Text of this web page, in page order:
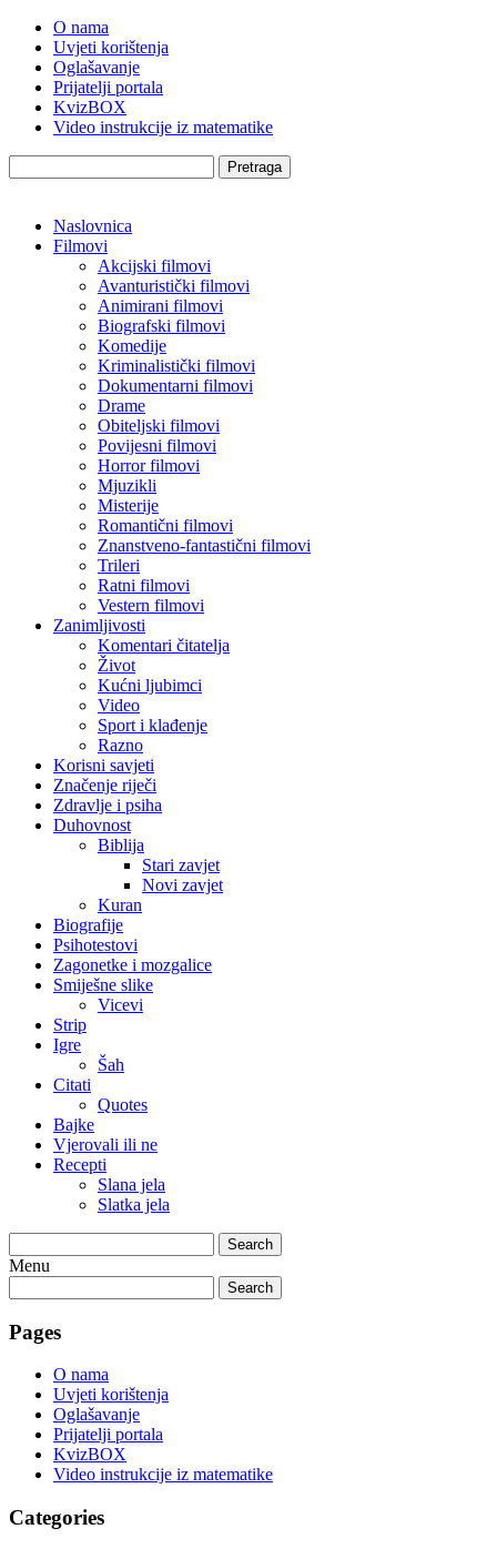
O nama
Uvjeti korištenja
Oglašavanje
Prijatelji portala
KvizBOX
Video instrukcije iz matematike
Pretraga
Naslovnica
Filmovi
Akcijski filmovi
Avanturistički filmovi
Animirani filmovi
Biografski filmovi
Komedije
Kriminalistički filmovi
Dokumentarni filmovi
Drame
Obiteljski filmovi
Povijesni filmovi
Horror filmovi
Mjuzikli
Misterije
Romantični filmovi
Znanstveno-fantastični filmovi
Trileri
Ratni filmovi
Vestern filmovi
Zanimljivosti
Komentari čitatelja
Život
Kućni ljubimci
Video
Sport i klađenje
Razno
Korisni savjeti
Značenje riječi
Zdravlje i psiha
Duhovnost
Biblija
Stari zavjet
Novi zavjet
Kuran
Biografije
Psihotestovi
Zagonetke i mozgalice
Smiješne slike
Vicevi
Strip
Igre
Šah
Citati
Quotes
Bajke
Vjerovali ili ne
Recepti
Slana jela
Slatka jela
Search
Menu
Search
Pages
O nama
Uvjeti korištenja
Oglašavanje
Prijatelji portala
KvizBOX
Video instrukcije iz matematike
Categories